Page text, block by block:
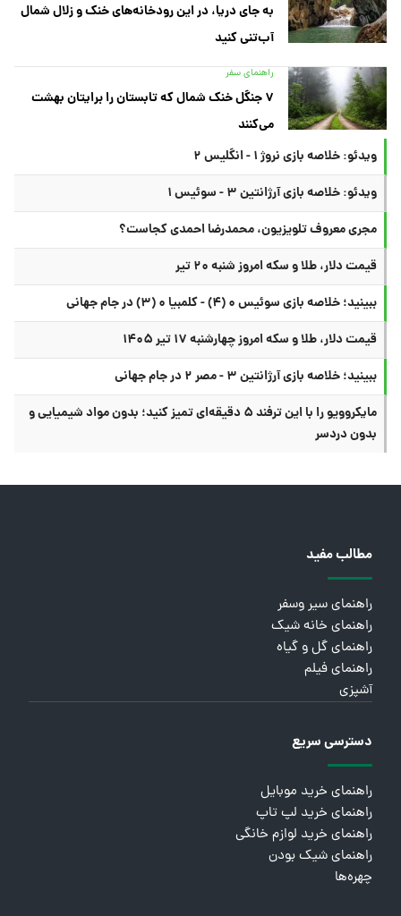
به جای دریا، در این رودخانه‌های خنک و زلال شمال
آب‌تنی کنید
راهنمای سفر
۷ جنگل خنک شمال که تابستان را برایتان بهشت
می‌کنند
ویدئو: خلاصه بازی نروژ ۱ - انگلیس ۲
ویدئو: خلاصه بازی آرژانتین ۳ - سوئیس ۱
مجری معروف تلویزیون، محمدرضا احمدی کجاست؟
قیمت دلار، طلا و سکه امروز شنبه ۲۰ تیر
ببینید؛ خلاصه بازی سوئیس ۰ (۴) - کلمبیا ۰ (۳) در جام جهانی
قیمت دلار، طلا و سکه امروز چهارشنبه ۱۷ تیر ۱۴۰۵
ببینید؛ خلاصه بازی آرژانتین ۳ - مصر ۲ در جام جهانی
مایکروویو را با این ترفند ۵ دقیقه‌ای تمیز کنید؛ بدون مواد شیمیایی و
بدون دردسر
مطالب مفید
راهنمای سیر وسفر
راهنمای خانه شیک
راهنمای گل و گیاه
راهنمای فیلم
آشپزی
دسترسی سریع
راهنمای خرید موبایل
راهنمای خرید لپ تاپ
راهنمای خرید لوازم خانگی
راهنمای شیک بودن
چهره‌ها